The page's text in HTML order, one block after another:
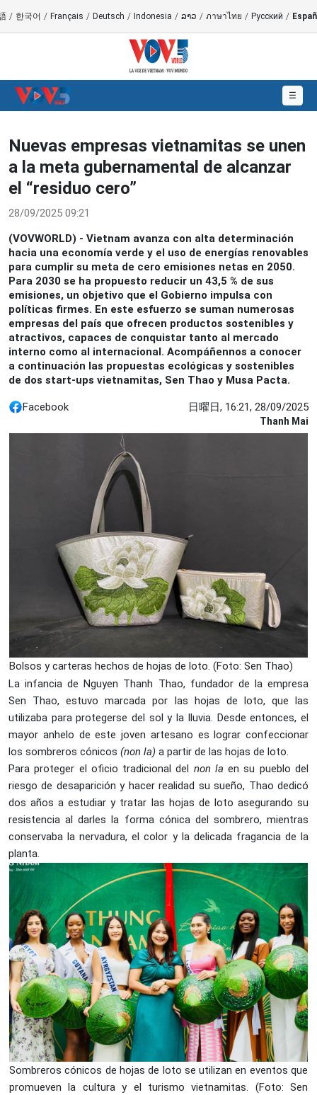
/ 한국어 / Français / Deutsch / Indonesia / ລາວ / ภาษาไทย / Русский /
☰
Nuevas empresas vietnamitas se unen
a la meta gubernamental de alcanzar
el “residuo cero”
28/09/2025 09:21
(VOVWORLD) - Vietnam avanza con alta determinación
hacia una economía verde y el uso de energías renovables
para cumplir su meta de cero emisiones netas en 2050.
Para 2030 se ha propuesto reducir un 43,5 % de sus
emisiones, un objetivo que el Gobierno impulsa con
políticas firmes. En este esfuerzo se suman numerosas
empresas del país que ofrecen productos sostenibles y
atractivos, capaces de conquistar tanto al mercado
interno como al internacional. Acompáñennos a conocer
a continuación las propuestas ecológicas y sostenibles
de dos start-ups vietnamitas, Sen Thao y Musa Pacta.
Facebook 日曜日, 16:21, 28/09/2025
Thanh Mai
Bolsos y carteras hechos de hojas de loto. (Foto: Sen Thao)
La infancia de Nguyen Thanh Thao, fundador de la empresa
Sen Thao, estuvo marcada por las hojas de loto, que las
utilizaba para protegerse del sol y la lluvia. Desde entonces, el
mayor anhelo de este joven artesano es lograr confeccionar
los sombreros cónicos (non la) a partir de las hojas de loto.
Para proteger el oficio tradicional del non la en su pueblo del
riesgo de desaparición y hacer realidad su sueño, Thao dedicó
dos años a estudiar y tratar las hojas de loto asegurando su
resistencia al darles la forma cónica del sombrero, mientras
conservaba la nervadura, el color y la delicada fragancia de la
planta.
Sombreros cónicos de hojas de loto se utilizan en eventos que
promueven la cultura y el turismo vietnamitas. (Foto: Sen